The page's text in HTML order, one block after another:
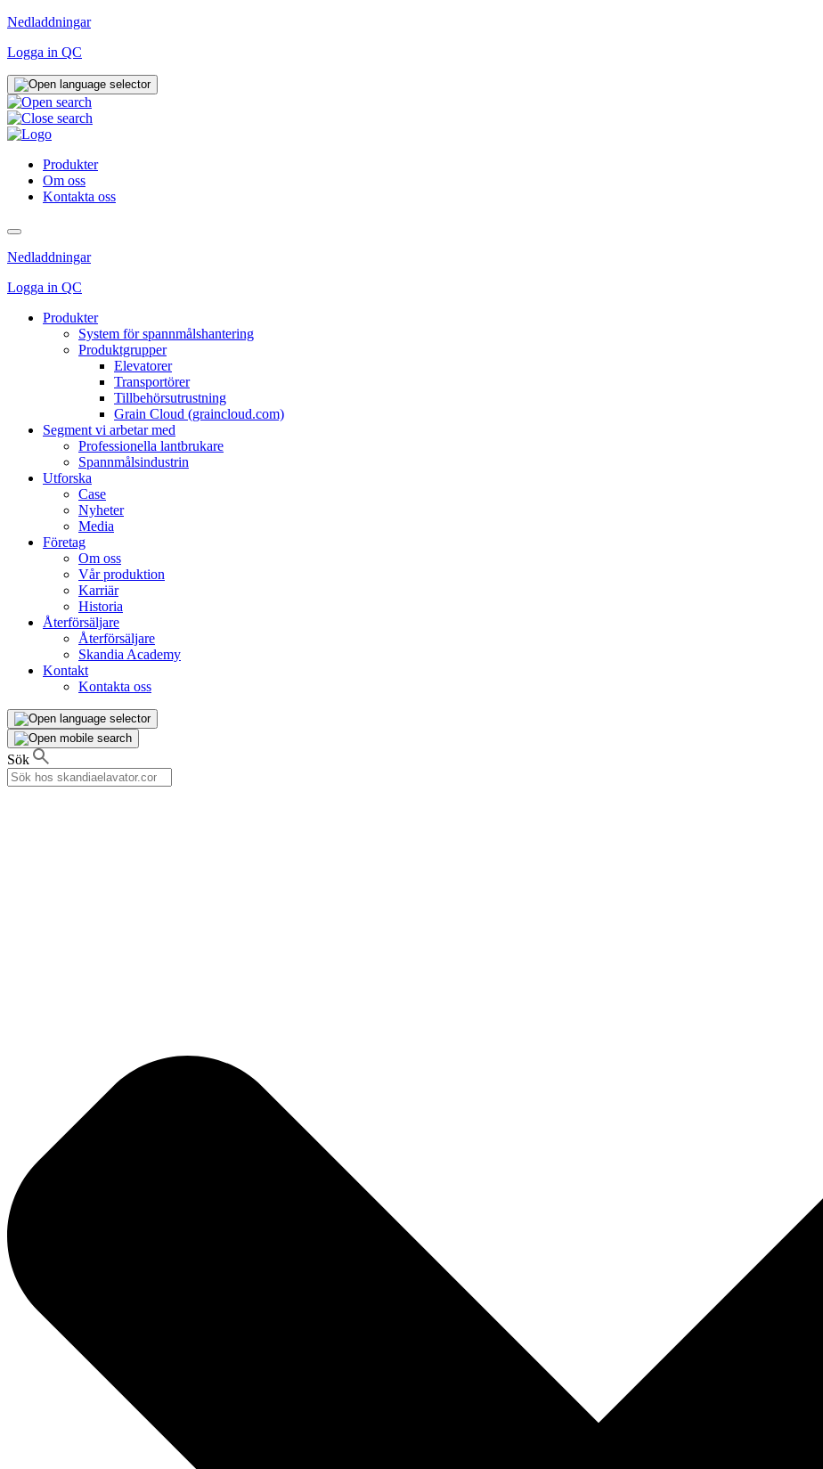
Hoppa
innehåll
Nedladdningar
Logga in QC
Produkter
Om oss
Kontakta oss
Nedladdningar
Logga in QC
Produkter
System för spannmålshantering
Produktgrupper
Elevatorer
Transportörer
Tillbehörsutrustning
Grain Cloud (graincloud.com)
Segment vi arbetar med
Professionella lantbrukare
Spannmålsindustrin
Utforska
Case
Nyheter
Media
Företag
Om oss
Vår produktion
Karriär
Historia
Återförsäljare
Återförsäljare
Skandia Academy
Kontakt
Kontakta oss
Sök